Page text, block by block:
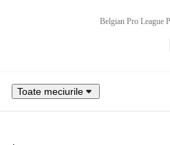
Toate meciurile